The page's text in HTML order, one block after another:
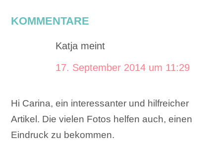
KOMMENTARE
Katja meint
17. September 2014 um 11:29
Hi Carina, ein interessanter und hilfreicher
Artikel. Die vielen Fotos helfen auch, einen
Eindruck zu bekommen.